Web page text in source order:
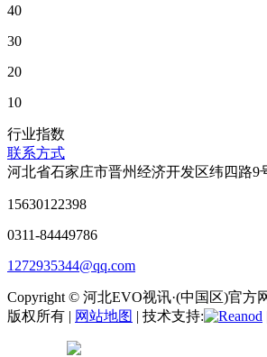
40
30
20
10
行业指数
联系方式
河北省石家庄市晋州经济开发区纬四路9
15630122398
0311-84449786
1272935344@qq.com
Copyright © 河北EVO视讯·(中国区)官方
版权所有 | 网站地图 | 技术支持: